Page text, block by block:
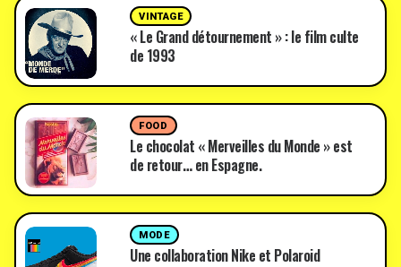
VINTAGE
« Le Grand détournement » : le film culte
de 1993
FOOD
Le chocolat « Merveilles du Monde » est
de retour… en Espagne.
MODE
Une collaboration Nike et Polaroid